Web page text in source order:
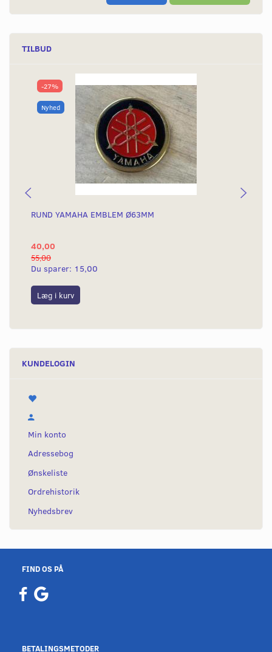
TILBUD
-27%
Nyhed
RUND YAMAHA EMBLEM Ø63MM
40,00
55,00
Du sparer: 15,00
Læg i kurv
KUNDELOGIN
Min konto
Adressebog
Ønskeliste
Ordrehistorik
Nyhedsbrev
FIND OS PÅ
BETALINGSMETODER